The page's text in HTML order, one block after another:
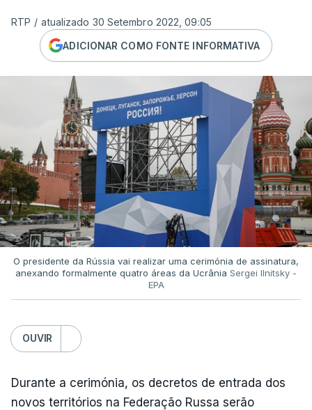
RTP / atualizado 30 Setembro 2022, 09:05
ADICIONAR COMO FONTE INFORMATIVA
O presidente da Rússia vai realizar uma cerimónia de assinatura,
anexando formalmente quatro áreas da Ucrânia Sergei Ilnitsky -
EPA
OUVIR
Durante a cerimónia, os decretos de entrada dos
novos territórios na Federação Russa serão